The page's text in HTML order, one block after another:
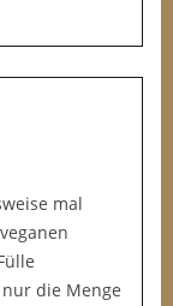
mal
die Menge